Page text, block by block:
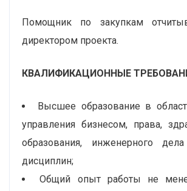
Помощник по закупкам
директором проекта.
КВАЛИФИКАЦИОННЫЕ
Высшее образование в
управления бизнесом, права,
образования, инженерного
дисциплин;
Общий опыт работы не